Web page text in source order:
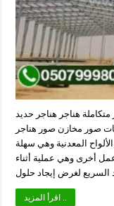
هناجر هناجر حديد
صور مخازن صور هناجر
المعدنية وهي سهلة
أخرى وهي عملية أثناء
اقرأ المزيد ..